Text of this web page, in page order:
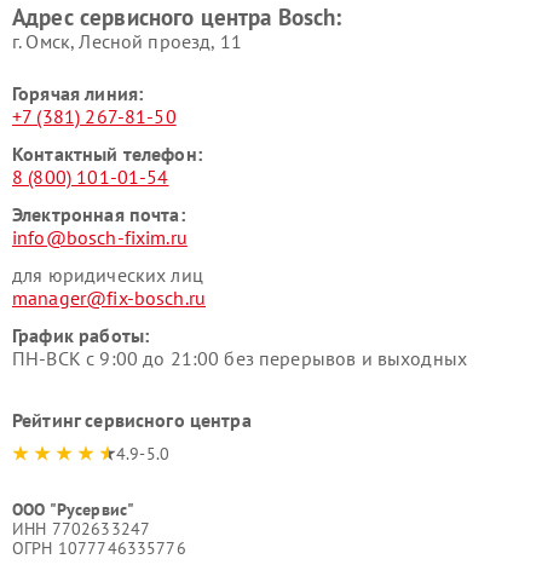
Адрес сервисного центра Bosch:
г. Омск, ​Лесной проезд, 11
Горячая линия:
+7 (381) 267-81-50
Контактный телефон:
8 (800) 101-01-54
Электронная почта:
info@bosch-fixim.ru
для юридических лиц
manager@fix-bosch.ru
График работы:
ПН-ВСК с 9:00 до 21:00 без перерывов и выходных
Рейтинг сервисного центра
4.9-5.0
ООО "Русервис"
ИНН 7702633247
ОГРН 1077746335776